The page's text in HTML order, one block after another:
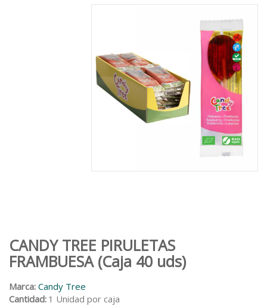
CANDY TREE PIRULETAS
FRAMBUESA (Caja 40 uds)
Marca: Candy Tree
Cantidad: 1 Unidad por caja